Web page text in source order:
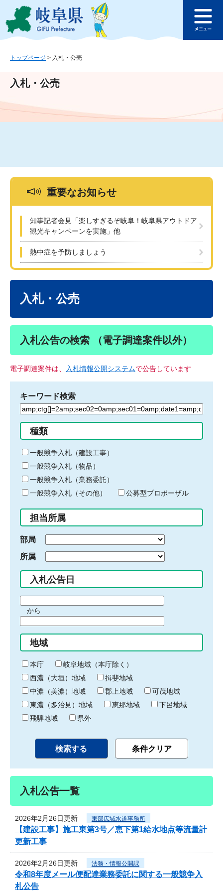
ジ
ュ
文
このページの本文へ
ュ
トップページ > 入札・公売
入札・公売
重要なお知らせ
知事記者会見「楽しすぎるぞ岐阜！岐阜県アウトドア
観光キャンペーンを実施」他
熱中症を予防しましょう
入札・公売
入札公告の検索 （電子調達案件以外）
電子調達案件は、 入札情報公開システムで公告しています
キーワード検索
検
る
キ
ー
ワ
ー
ド
入
力
種類
一般競争入札（建設工事）
一般競争入札（物品）
一般競争入札（業務委託）
一般競争入札（その他）
公募型プロポーザル
担当所属
部局
所属
入札公告日
間
始
り
から
間
終
わ
り
地域
本庁
岐阜地域（本庁除く）
西濃（大垣）地域
揖斐地域
中濃（美濃）地域
郡上地域
可茂地域
東濃（多治見）地域
恵那地域
下呂地域
飛騨地域
県外
入札公告一覧
2026年2月26日更新 東部広域水道事務所
【建設工事】施工東第3号／恵下第1給水地点等流量計
更新工事
2026年2月26日更新 法務・情報公開課
令和8年度メール便配達業務委託に関する一般競争入
札公告